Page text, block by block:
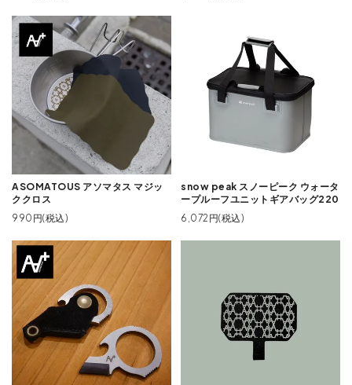
ASOMATOUS アソマタス マジッ
ククロス
990円(税込)
snow peak スノーピーク ウォータ
ープルーフユニットギアバッグ220
6,072円(税込)